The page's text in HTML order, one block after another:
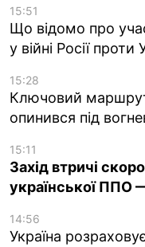
15:51
Що відомо про
у війні Росії проти
15:28
Ключовий
опинився під
15:11
Захід втричі
української ППО
14:56
Україна